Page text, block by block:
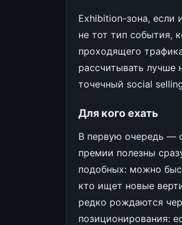
Exhibition-зона, если
не тот тип события,
проходящего
рассчитывать лучше
точечный social
Для кого ехать
В первую очередь —
премии полезны
подобных: можно
кто ищет новые
редко рождаются
позиционирования: